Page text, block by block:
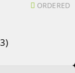
ORDERED